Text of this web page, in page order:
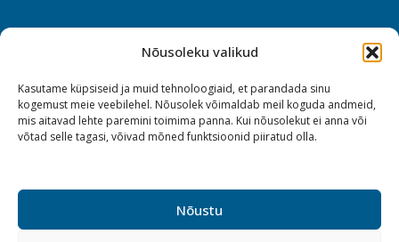
Nõusoleku valikud
Kasutame küpsiseid ja muid tehnoloogiaid, et parandada sinu
kogemust meie veebilehel. Nõusolek võimaldab meil koguda andmeid,
mis aitavad lehte paremini toimima panna. Kui nõusolekut ei anna või
võtad selle tagasi, võivad mõned funktsioonid piiratud olla.
Nõustu